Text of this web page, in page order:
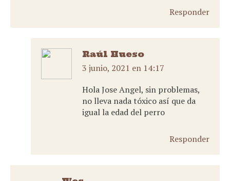
Responder
Raúl Hueso
dice:
3 junio, 2021 en 14:17
Hola Jose Angel, sin problemas,
no lleva nada tóxico así que da
igual la edad del perro
Responder